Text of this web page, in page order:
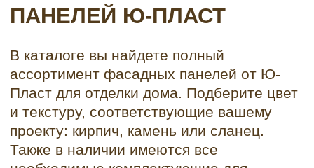
Узнать стоимость
✔ Честный расчёт без навязываний
✔ Никакого спама — только ответ на
ваш запрос
✔ Заявка не обязывает к покупке
Хотите прицениться?